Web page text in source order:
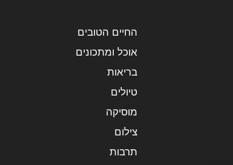
החיים הטובים
אוכל ומתכונים
בריאות
טיולים
מוסיקה
צילום
תרבות